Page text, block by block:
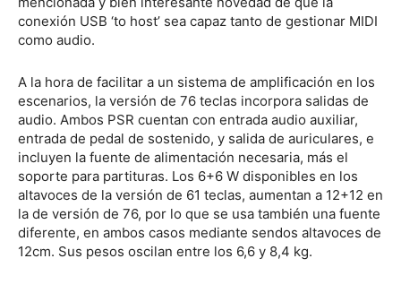
conexión USB ‘to host’ sea capaz tanto de gestionar MIDI
como audio.
A la hora de facilitar a un sistema de amplificación en los
escenarios, la versión de 76 teclas incorpora salidas de
audio. Ambos PSR cuentan con entrada audio auxiliar,
entrada de pedal de sostenido, y salida de auriculares, e
incluyen la fuente de alimentación necesaria, más el
soporte para partituras. Los 6+6 W disponibles en los
altavoces de la versión de 61 teclas, aumentan a 12+12 en
la de versión de 76, por lo que se usa también una fuente
diferente, en ambos casos mediante sendos altavoces de
12cm. Sus pesos oscilan entre los 6,6 y 8,4 kg.